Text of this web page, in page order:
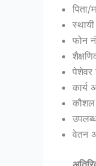
पिता/
फोन
पेशेवर
कार्य
कौशल
वेतन